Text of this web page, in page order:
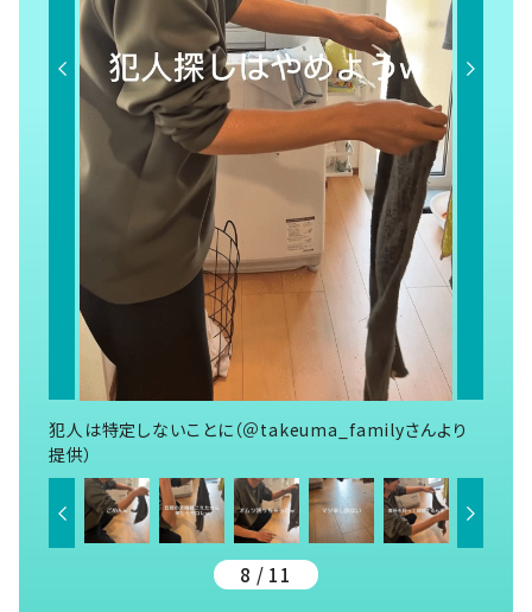
犯人は特定しないことに（＠takeuma_familyさんより
提供）
8 / 11